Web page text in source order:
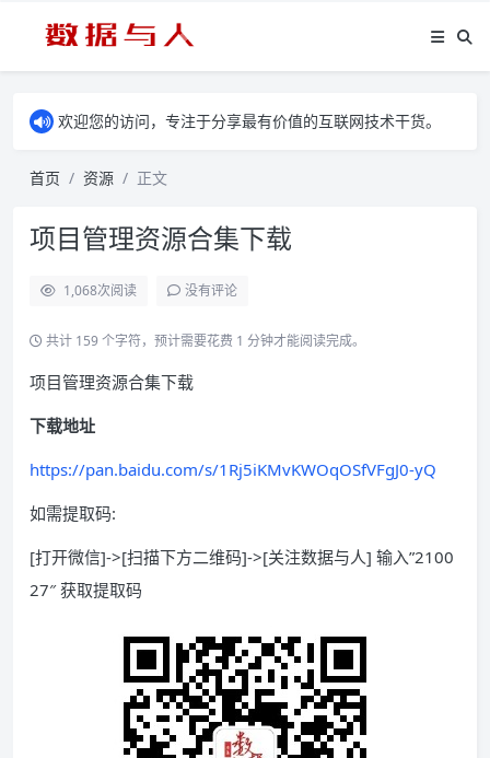
欢迎您的访问，专注于分享最有价值的互联网技术干货。
首页 资源 正文
项目管理资源合集下载
1,068次阅读 没有评论
共计 159 个字符，预计需要花费 1 分钟才能阅读完成。
项目管理资源合集下载
下载地址
https://pan.baidu.com/s/1Rj5iKMvKWOqOSfVFgJ0-yQ
如需提取码:
[打开微信]->[扫描下方二维码]->[关注数据与人] 输入”2100
27″ 获取提取码